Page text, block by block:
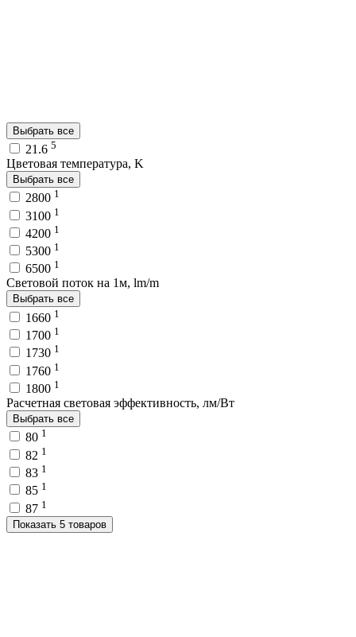
Выбрать все
21.6 5
Цветовая температура, K
Выбрать все
2800 1
3100 1
4200 1
5300 1
6500 1
Световой поток на 1м, lm/m
Выбрать все
1660 1
1700 1
1730 1
1760 1
1800 1
Расчетная световая эффективность, лм/Вт
Выбрать все
80 1
82 1
83 1
85 1
87 1
Показать 5 товаров